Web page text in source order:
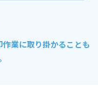
業に取り掛かることも